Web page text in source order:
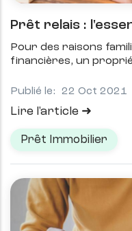
Prêt relais :
Pour des raisons
financières, un
Publié le: 22 Oct 2021
Lire l'article
Prêt Immobilier